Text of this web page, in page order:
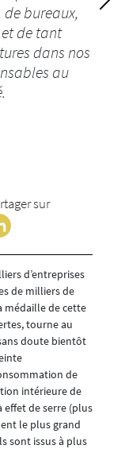
bureaux,
de tant
dans nos
au
sur
d’entreprises
de milliers de
médaille de cette
tourne au
doute bientôt
de
intérieure de
effet de serre (plus
le plus grand
sont issus à plus